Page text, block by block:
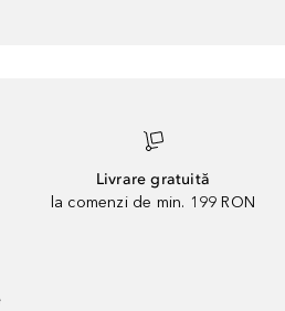
Livrare gratuită
la comenzi de min. 199 RON